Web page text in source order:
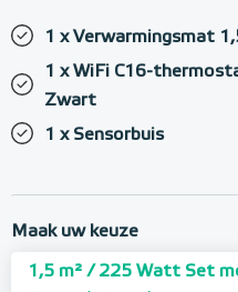
1 x Verwarmingsmat
1 x WiFi C16-
Zwart
1 x Sensorbuis
Maak uw keuze
1,5 m² / 225 Watt Set